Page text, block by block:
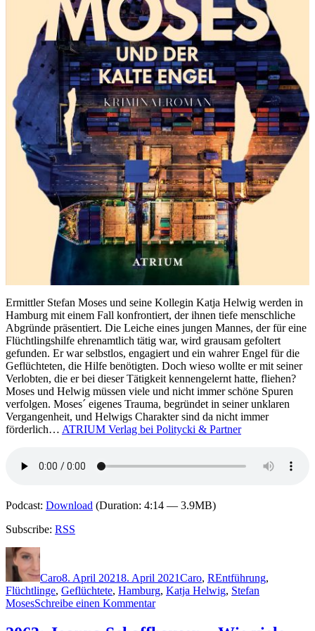
Ermittler Stefan Moses und seine Kollegin Katja Helwig werden in
Hamburg mit einem Fall konfrontiert, der ihnen tiefe menschliche
Abgründe präsentiert. Die Leiche eines jungen Mannes, der für eine
Flüchtlingshilfe ehrenamtlich tätig war, wird grausam gefoltert
gefunden. Er war selbstlos, engagiert und ein wahrer Engel für die
Geflüchteten, die Hilfe benötigten. Doch wieso wollte er mit seiner
Verlobten, die er bei dieser Tätigkeit kennengelernt hatte, fliehen?
Moses und Helwig müssen viele und nicht immer schöne Spuren
verfolgen. Moses´ eigenes Trauma, begründet in seiner unklaren
Vergangenheit, und Helwigs Charakter sind da nicht immer
förderlich… ATRIUM Verlag bei Politycki & Partner
Podcast: Download (Duration: 4:14 — 3.9MB)
Subscribe: RSS
Autor
Caro8. April 20218. April 2021Caro, REntführung,
Flüchtlinge, Geflüchtete, Hamburg, Katja Helwig, Stefan
MosesSchreibe einen Kommentarzu
Ortwin